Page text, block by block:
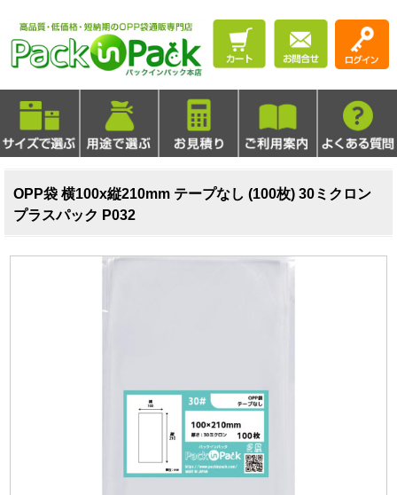
OPP袋 横100x縦210mm テープなし (100枚) 30ミクロン
プラスパック P032